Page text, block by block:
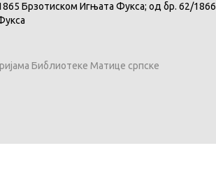
Брзотиском Игњата Фукса; од бр. 62/1866
Библиотеке Матице српске